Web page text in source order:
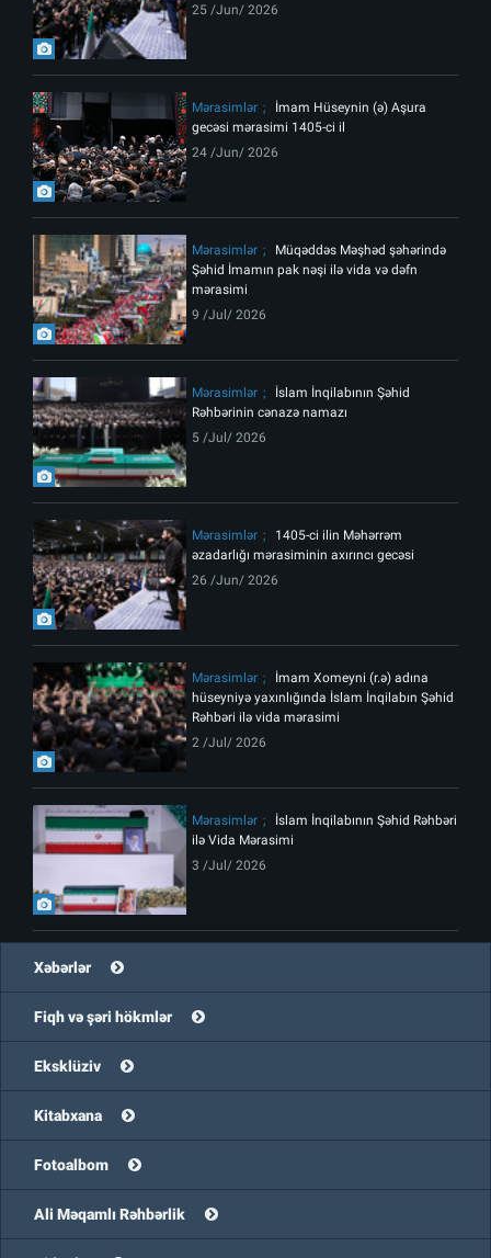
25 /Jun/ 2026
Mərasimlər
İmam Hüseynin (ə) Aşura
gecəsi mərasimi 1405-ci il
24 /Jun/ 2026
Mərasimlər
Müqəddəs Məşhəd şəhərində
Şəhid İmamın pak nəşi ilə vida və dəfn
mərasimi
9 /Jul/ 2026
Mərasimlər
İslam İnqilabının Şəhid
Rəhbərinin cənazə namazı
5 /Jul/ 2026
Mərasimlər
1405-ci ilin Məhərrəm
əzadarlığı mərasiminin axırıncı gecəsi
26 /Jun/ 2026
Mərasimlər
İmam Xomeyni (r.ə) adına
hüseyniyə yaxınlığında İslam İnqilabın Şəhid
Rəhbəri ilə vida mərasimi
2 /Jul/ 2026
Mərasimlər
İslam İnqilabının Şəhid Rəhbəri
ilə Vida Mərasimi
3 /Jul/ 2026
Xəbərlər
Fiqh və şəri hökmlər
Eksklüziv
Kitabxana
Fotoalbom
Ali Məqamlı Rəhbərlik